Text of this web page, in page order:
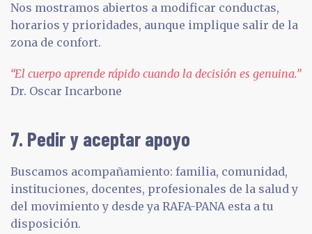
Nos mostramos abiertos a modificar conductas,
horarios y prioridades, aunque implique salir de la
zona de confort.
“El cuerpo aprende rápido cuando la decisión es genuina.”
Dr. Oscar Incarbone
7. Pedir y aceptar apoyo
Buscamos acompañamiento: familia, comunidad,
instituciones, docentes, profesionales de la salud y
del movimiento y desde ya RAFA-PANA esta a tu
disposición.